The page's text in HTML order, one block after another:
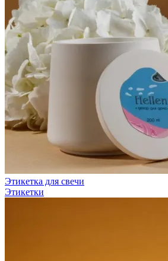
Этикетка для свечи
Этикетки